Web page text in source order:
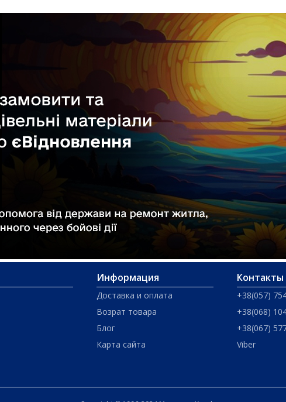
Информация
Доставка и оплата
Возрат товара
Блог
Карта сайта
Контакты
+38(057)
+38(068)
+38(067)
Viber